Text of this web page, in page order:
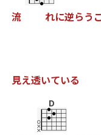
流 れに逆らう こ
見え透いている
D